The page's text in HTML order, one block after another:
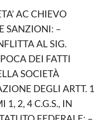
AC CHIEVO
SANZIONI: –
AL SIG.
DEI FATTI
SOCIETÀ
DEGLI ARTT. 1
1, 2, 4 C.G.S., IN